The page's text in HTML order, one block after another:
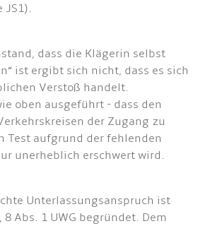
dass die Klägerin selbst
ist ergibt sich nicht, dass es sich
Verstoß handelt.
oben ausgeführt - dass den
der Zugang zu
Test aufgrund der fehlenden
unerheblich erschwert wird.
Unterlassungsanspruch ist
Abs. 1 UWG begründet. Dem